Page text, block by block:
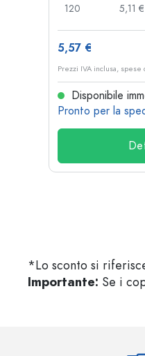
120
5,11 €
5,57 €
Prezzi IVA inclusa,
Disponibile
Pronto per la
*Lo sconto si
Importante: Se i